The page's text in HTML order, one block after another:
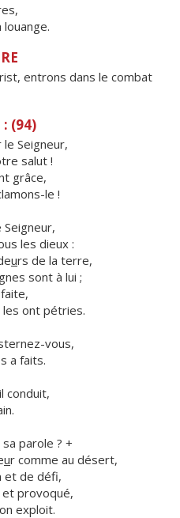
entrons dans le combat
: (94)
le Seigneur,
salut !
grâce,
le !
Seigneur,
les dieux :
urs de la terre,
gnes sont à lui ;
les ont pétries.
vous,
a faits.
conduit,
sa parole ? +
ur comme au désert,
et de défi,
et provoqué,
exploit.